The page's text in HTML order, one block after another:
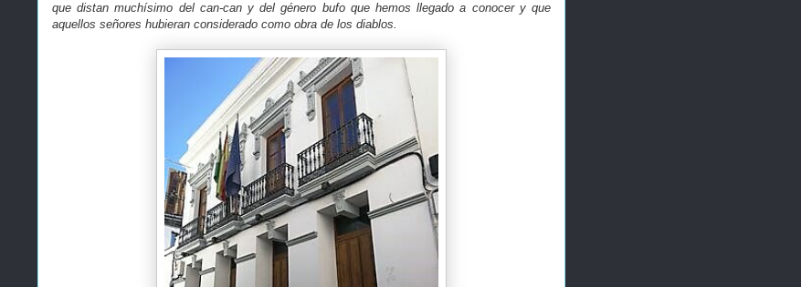
que distan muchísimo del can-can y del género bufo que hemos llegado a conocer y que
aquellos señores hubieran considerado como obra de los diablos.